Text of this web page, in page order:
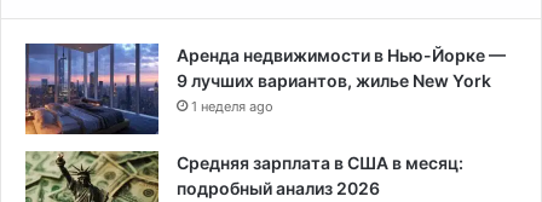
Аренда недвижимости в Нью-Йорке —
9 лучших вариантов, жилье New York
1 неделя ago
Средняя зарплата в США в месяц:
подробный анализ 2026